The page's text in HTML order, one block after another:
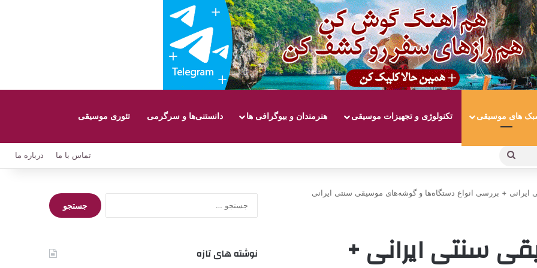
های موسیقی تکنولوژی و تجهیزات موسیقی هنرمندان و بیوگرافی ها دانستنی‌ها و سرگرمی تئوری موسیقی
جستجو
تماس با ما درباره ما
ایرانی + بررسی انواع دستگاه‌ها و گوشه‌های موسیقی سنتی ایرانی
سنتی ایرانی +
جستجو
برای:
نوشته های تازه